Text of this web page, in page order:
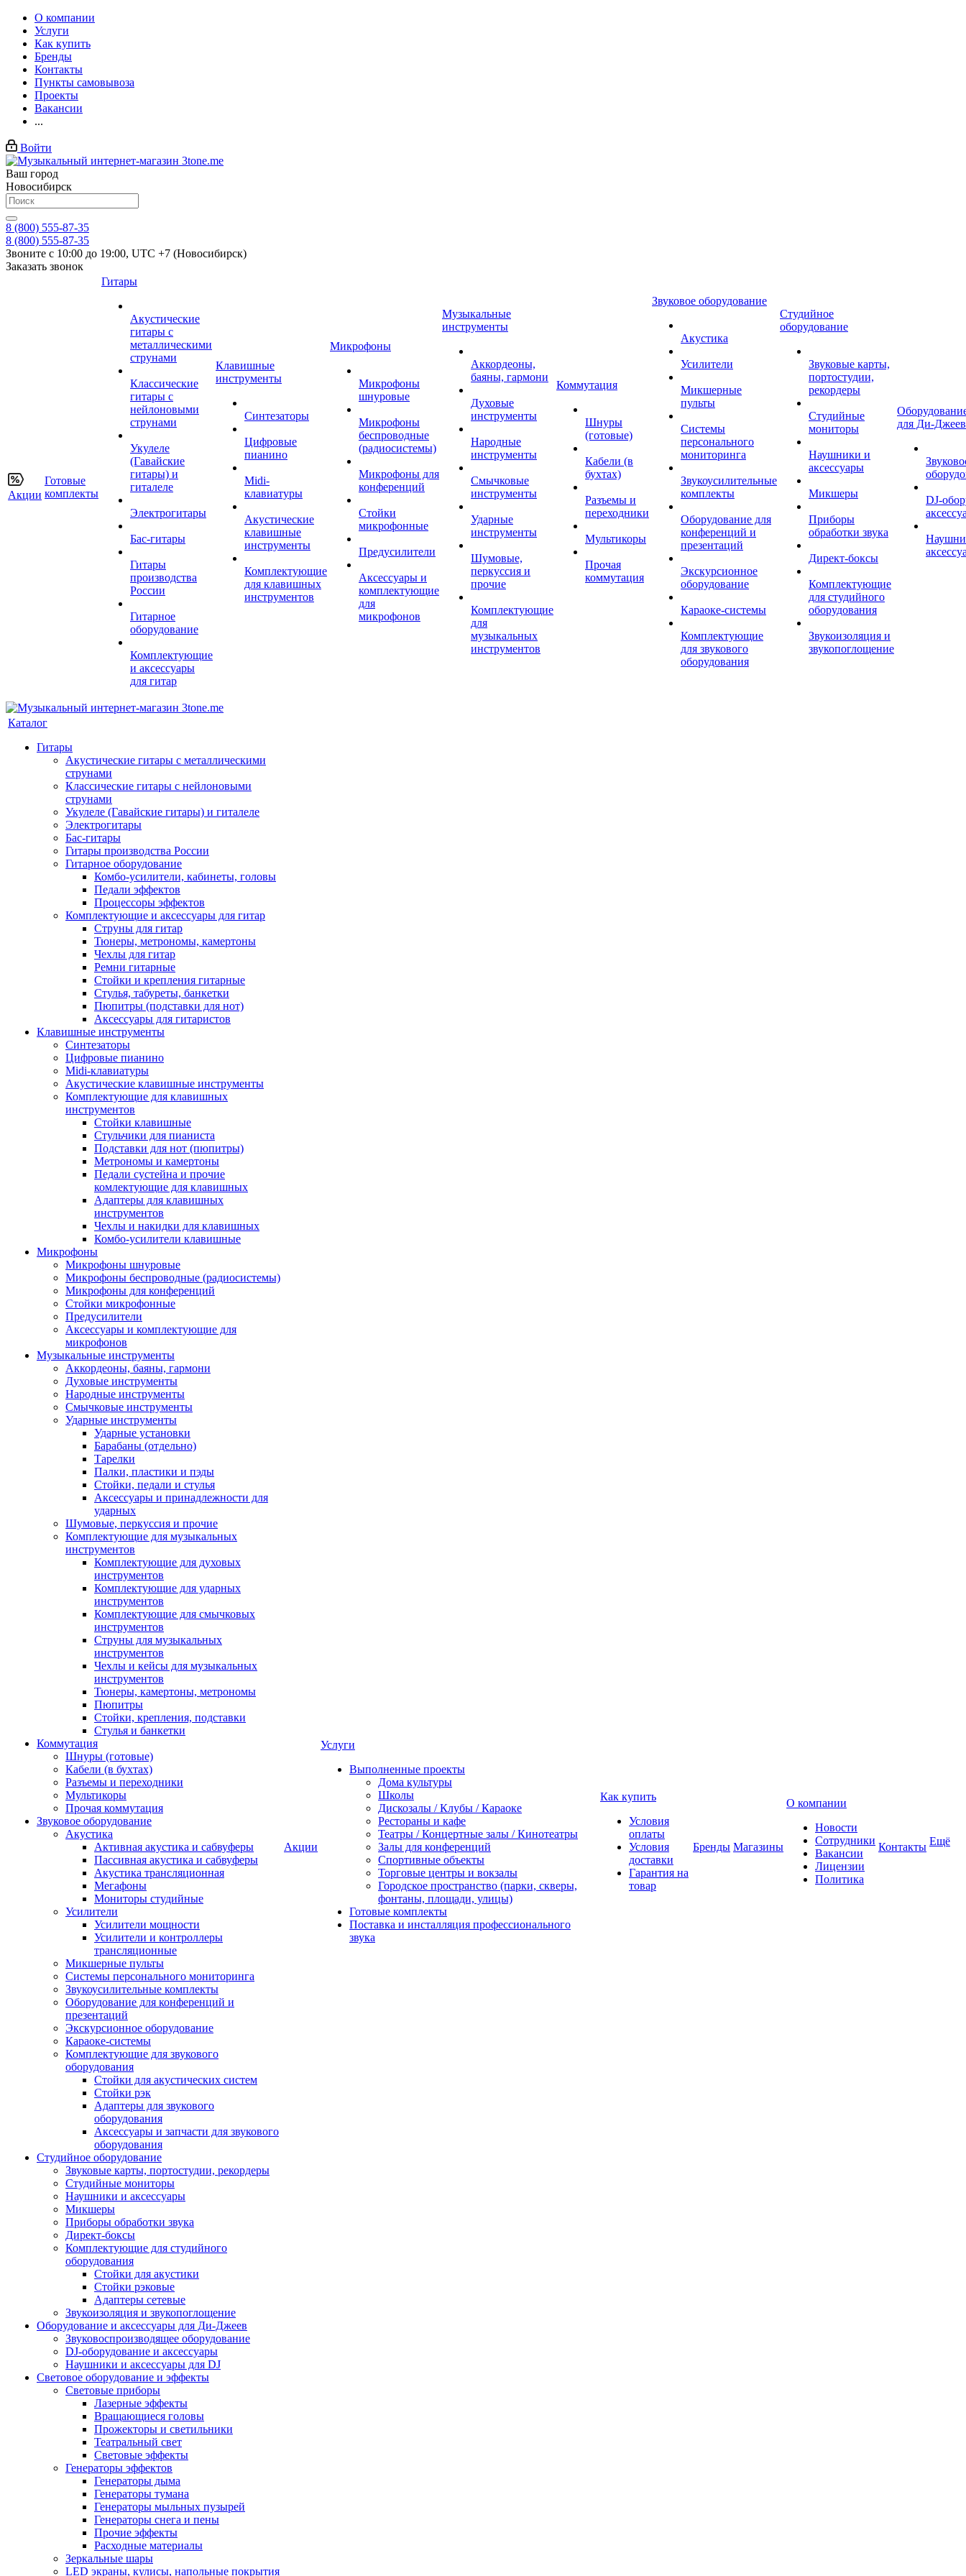
О компании
Услуги
Как купить
Бренды
Контакты
Пункты самовывоза
Проекты
Вакансии
...
Войти
Ваш город
Новосибирск
8 (800) 555-87-35
8 (800) 555-87-35
Звоните с 10:00 до 19:00, UTC +7 (Новосибирск)
Заказать звонок
Акции
Готовые
комплекты
Гитары
Акустические
гитары с
металлическими
струнами
Классические
гитары с
нейлоновыми
струнами
Укулеле
(Гавайские
гитары) и
гиталеле
Электрогитары
Бас-гитары
Гитары
производства
России
Гитарное
оборудование
Комплектующие
и аксессуары
для гитар
Клавишные
инструменты
Синтезаторы
Цифровые
пианино
Midi-
клавиатуры
Акустические
клавишные
инструменты
Комплектующие
для клавишных
инструментов
Микрофоны
Микрофоны
шнуровые
Микрофоны
беспроводные
(радиосистемы)
Микрофоны для
конференций
Стойки
микрофонные
Предусилители
Аксессуары и
комплектующие
для
микрофонов
Музыкальные
инструменты
Аккордеоны,
баяны, гармони
Духовые
инструменты
Народные
инструменты
Смычковые
инструменты
Ударные
инструменты
Шумовые,
перкуссия и
прочие
Комплектующие
для
музыкальных
инструментов
Коммутация
Шнуры
(готовые)
Кабели (в
бухтах)
Разъемы и
переходники
Мультикоры
Прочая
коммутация
Звуковое оборудование
Акустика
Усилители
Микшерные
пульты
Системы
персонального
мониторинга
Звукоусилительные
комплекты
Оборудование для
конференций и
презентаций
Экскурсионное
оборудование
Караоке-системы
Комплектующие
для звукового
оборудования
Студийное
оборудование
Звуковые карты,
портостудии,
рекордеры
Студийные
мониторы
Наушники и
аксессуары
Микшеры
Приборы
обработки звука
Директ-боксы
Комплектующие
для студийного
оборудования
Звукоизоляция и
звукопоглощение
для Ди-Джеев
DJ-
Каталог
Гитары
Акустические гитары с металлическими
струнами
Классические гитары с нейлоновыми
струнами
Укулеле (Гавайские гитары) и гиталеле
Электрогитары
Бас-гитары
Гитары производства России
Гитарное оборудование
Комбо-усилители, кабинеты, головы
Педали эффектов
Процессоры эффектов
Комплектующие и аксессуары для гитар
Струны для гитар
Тюнеры, метрономы, камертоны
Чехлы для гитар
Ремни гитарные
Стойки и крепления гитарные
Стулья, табуреты, банкетки
Пюпитры (подставки для нот)
Аксессуары для гитаристов
Клавишные инструменты
Синтезаторы
Цифровые пианино
Midi-клавиатуры
Акустические клавишные инструменты
Комплектующие для клавишных
инструментов
Стойки клавишные
Стульчики для пианиста
Подставки для нот (пюпитры)
Метрономы и камертоны
Педали сустейна и прочие
комлектующие для клавишных
Адаптеры для клавишных
инструментов
Чехлы и накидки для клавишных
Комбо-усилители клавишные
Микрофоны
Микрофоны шнуровые
Микрофоны беспроводные (радиосистемы)
Микрофоны для конференций
Стойки микрофонные
Предусилители
Аксессуары и комплектующие для
микрофонов
Музыкальные инструменты
Аккордеоны, баяны, гармони
Духовые инструменты
Народные инструменты
Смычковые инструменты
Ударные инструменты
Ударные установки
Барабаны (отдельно)
Тарелки
Палки, пластики и пэды
Стойки, педали и стулья
Аксессуары и принадлежности для
ударных
Шумовые, перкуссия и прочие
Комплектующие для музыкальных
инструментов
Комплектующие для духовых
инструментов
Комплектующие для ударных
инструментов
Комплектующие для смычковых
инструментов
Струны для музыкальных
инструментов
Чехлы и кейсы для музыкальных
инструментов
Тюнеры, камертоны, метрономы
Пюпитры
Стойки, крепления, подставки
Стулья и банкетки
Коммутация
Шнуры (готовые)
Кабели (в бухтах)
Разъемы и переходники
Мультикоры
Прочая коммутация
Звуковое оборудование
Акустика
Активная акустика и сабвуферы
Пассивная акустика и сабвуферы
Акустика трансляционная
Мегафоны
Мониторы студийные
Усилители
Усилители мощности
Усилители и контроллеры
трансляционные
Микшерные пульты
Системы персонального мониторинга
Звукоусилительные комплекты
Оборудование для конференций и
презентаций
Экскурсионное оборудование
Караоке-системы
Комплектующие для звукового
оборудования
Стойки для акустических систем
Стойки рэк
Адаптеры для звукового
оборудования
Аксессуары и запчасти для звукового
оборудования
Студийное оборудование
Звуковые карты, портостудии, рекордеры
Студийные мониторы
Наушники и аксессуары
Микшеры
Приборы обработки звука
Директ-боксы
Комплектующие для студийного
оборудования
Стойки для акустики
Стойки рэковые
Адаптеры сетевые
Звукоизоляция и звукопоглощение
Оборудование и аксессуары для Ди-Джеев
Звуковоспроизводящее оборудование
DJ-оборудование и аксессуары
Наушники и аксессуары для DJ
Световое оборудование и эффекты
Световые приборы
Лазерные эффекты
Вращающиеся головы
Прожекторы и светильники
Театральный свет
Световые эффекты
Генераторы эффектов
Генераторы дыма
Генераторы тумана
Генераторы мыльных пузырей
Генераторы снега и пены
Прочие эффекты
Расходные материалы
Зеркальные шары
LED экраны, кулисы, напольные покрытия
Акции
Услуги
Выполненные проекты
Дома культуры
Школы
Дискозалы / Клубы / Караоке
Рестораны и кафе
Театры / Концертные залы / Кинотеатры
Залы для конференций
Спортивные объекты
Торговые центры и вокзалы
Городское пространство (парки, скверы,
фонтаны, площади, улицы)
Готовые комплекты
Поставка и инсталляция профессионального
звука
Как купить
Условия
оплаты
Условия
доставки
Гарантия на
товар
Бренды Магазины
О компании
Новости
Сотрудники
Вакансии
Лицензии
Политика
Контакты Ещё